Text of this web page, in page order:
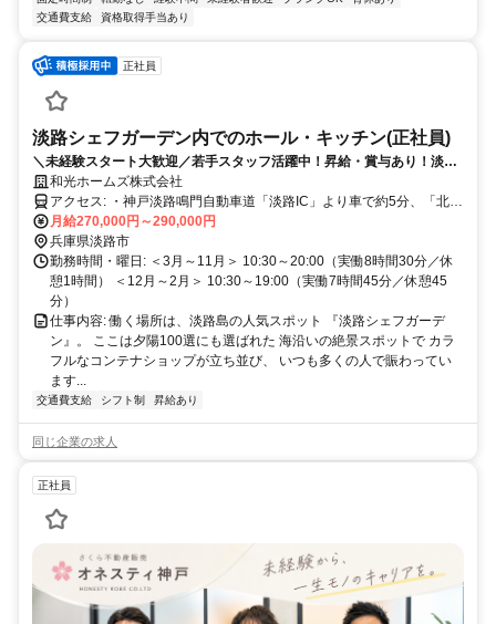
交通費支給
資格取得手当あり
正社員
淡路シェフガーデン内でのホール・キッチン(正社員)
＼未経験スタート大歓迎／若手スタッフ活躍中！昇給・賞与あり！淡路
島の人気スポットで正社員デビューしませんか？
和光ホームズ株式会社
アクセス: ・神戸淡路鳴門自動車道「淡路IC」より車で約5分、「北淡
IC」より車で約10分 ・岩屋港よりシャトルバスあり ※マイカー・バ
イク・自転車通勤OK（駐車場完備）
月給270,000円～290,000円
兵庫県淡路市
勤務時間・曜日: ＜3月～11月＞ 10:30～20:00（実働8時間30分／休
憩1時間） ＜12月～2月＞ 10:30～19:00（実働7時間45分／休憩45
分）
仕事内容: 働く場所は、淡路島の人気スポット 『淡路シェフガーデ
ン』。 ここは夕陽100選にも選ばれた 海沿いの絶景スポットで カラ
フルなコンテナショップが立ち並び、 いつも多くの人で賑わってい
ます...
交通費支給 シフト制 昇給あり
同じ企業の求人
正社員